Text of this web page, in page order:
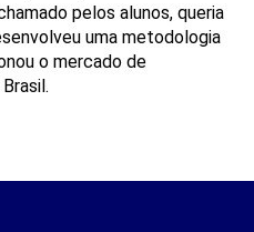
pelos alunos, queria
uma metodologia
o mercado de